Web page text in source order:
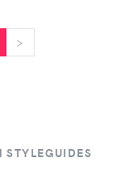
>
STYLEGUIDES